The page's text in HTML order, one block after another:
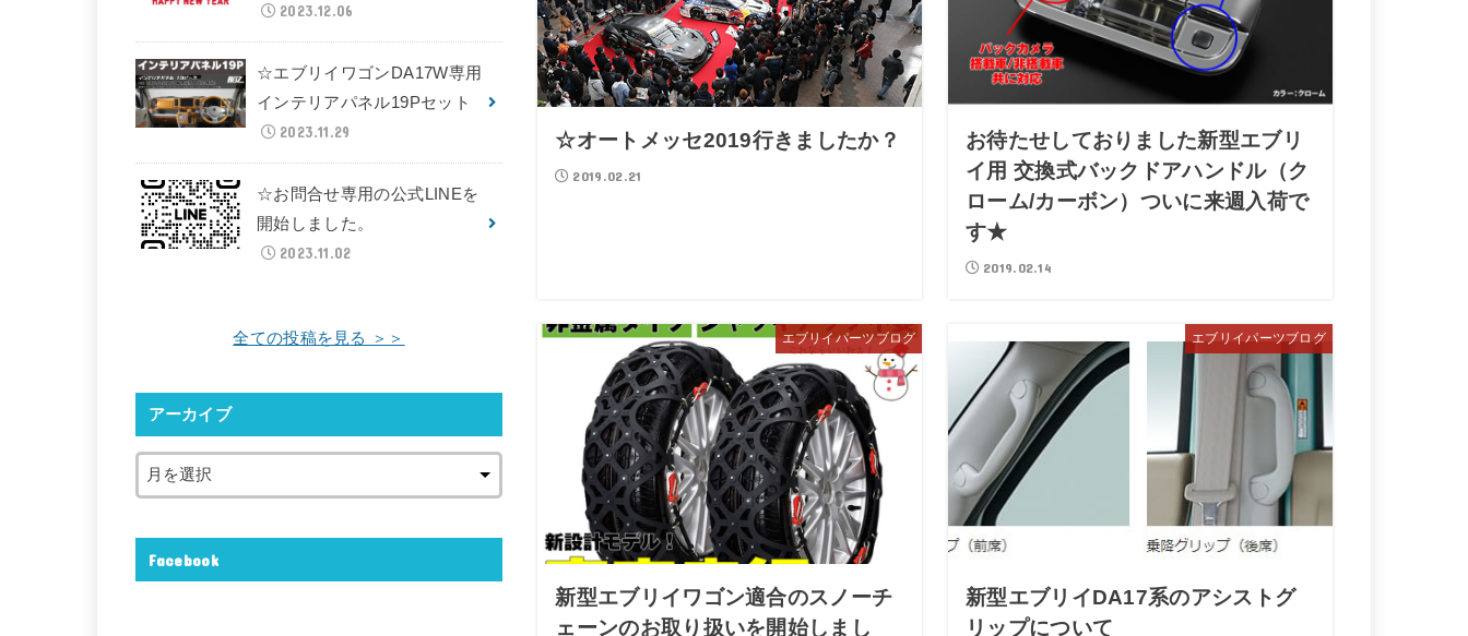
☆オートメッセ2019行きましたか？
2019.02.21
お待たせしておりました新型エブリ
イ用 交換式バックドアハンドル（ク
ローム/カーボン）ついに来週入荷で
す★
2019.02.14
エブリイパーツブログ
新型エブリイワゴン適合のスノーチ
ェーンのお取り扱いを開始しまし
エブリイパーツブログ
新型エブリイDA17系のアシストグ
リップについて
2023.12.06
☆エブリイワゴンDA17W専用
インテリアパネル19Pセット
2023.11.29
☆お問合せ専用の公式LINEを
開始しました。
2023.11.02
全ての投稿を見る ＞＞
アーカイブ
Facebook